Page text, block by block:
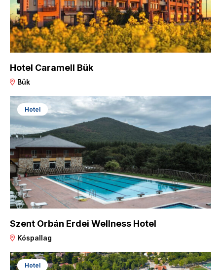
Hotel Caramell Bük
Bük
Hotel
Szent Orbán Erdei Wellness Hotel
Kóspallag
Hotel